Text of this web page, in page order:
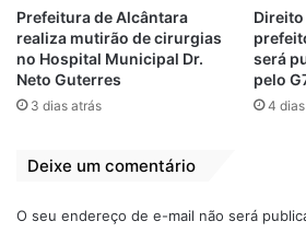
Prefeitura de Alcântara
realiza mutirão de cirurgias
no Hospital Municipal Dr.
Neto Guterres
3 dias atrás
será
pelo
4
Deixe um comentário
O seu endereço de e-mail não será